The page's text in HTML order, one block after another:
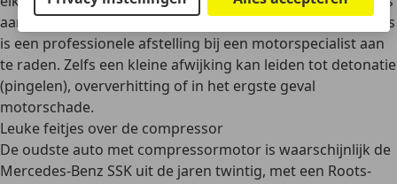
aan met universele kits, maar voor betrouwbare prestaties
is een professionele afstelling bij een motorspecialistaan
te raden. Zelfs een kleine afwijking kan leiden tot detonatie
(pingelen), oververhitting of in het ergste geval
motorschade.
Leuke feitjes over de compressor
De oudste auto met compressormotor is waarschijnlijk de
Mercedes-Benz SSK uit de jaren twintig, met een Roots-